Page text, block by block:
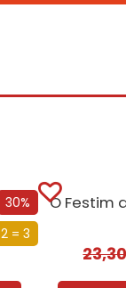
30%
2 = 3
Os Reinos do Caos (Edição especial limitada)